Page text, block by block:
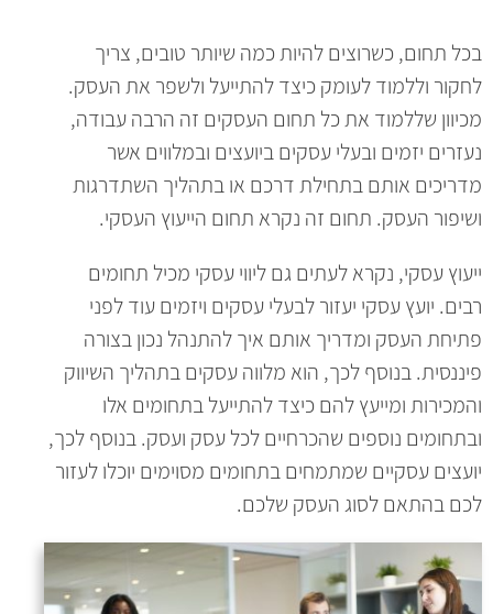
בכל תחום, כשרוצים להיות כמה שיותר טובים, צריך
לחקור וללמוד לעומק כיצד להתייעל ולשפר את העסק.
מכיוון שללמוד את כל תחום העסקים זה הרבה עבודה,
נעזרים יזמים ובעלי עסקים ביועצים ובמלווים אשר
מדריכים אותם בתחילת דרכם או בתהליך השתדרגות
ושיפור העסק. תחום זה נקרא תחום הייעוץ העסקי.
ייעוץ עסקי, נקרא לעתים גם ליווי עסקי מכיל תחומים
רבים. יועץ עסקי יעזור לבעלי עסקים ויזמים עוד לפני
פתיחת העסק ומדריך אותם איך להתנהל נכון בצורה
פיננסית. בנוסף לכך, הוא מלווה עסקים בתהליך השיווק
והמכירות ומייעץ להם כיצד להתייעל בתחומים אלו
ובתחומים נוספים שהכרחיים לכל עסק ועסק. בנוסף לכך,
יועצים עסקיים שמתמחים בתחומים מסוימים יוכלו לעזור
לכם בהתאם לסוג העסק שלכם.